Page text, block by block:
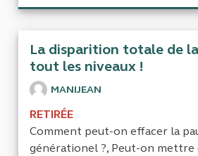
La disparition totale de
tout les niveaux !
MANIJEAN
RETIRÉE
Comment peut-on effacer la
générationel ?, Peut-on mettre